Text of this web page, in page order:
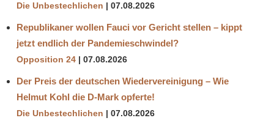
Die Unbestechlichen 07.08.2026
Republikaner wollen Fauci vor Gericht stellen – kippt
jetzt endlich der Pandemieschwindel?
Opposition 24 07.08.2026
Der Preis der deutschen Wiedervereinigung – Wie
Helmut Kohl die D‑Mark opferte!
Die Unbestechlichen 07.08.2026